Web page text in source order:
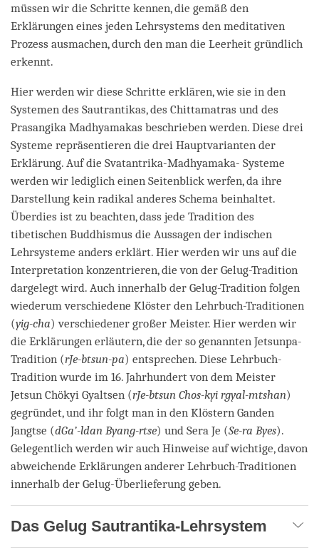
müssen wir die Schritte kennen, die gemäß den
Erklärungen eines jeden Lehrsystems den meditativen
Prozess ausmachen, durch den man die Leerheit gründlich
erkennt.
Hier werden wir diese Schritte erklären, wie sie in den
Systemen des Sautrantikas, des Chittamatras und des
Prasangika Madhyamakas beschrieben werden. Diese drei
Systeme repräsentieren die drei Hauptvarianten der
Erklärung. Auf die Svatantrika-Madhyamaka- Systeme
werden wir lediglich einen Seitenblick werfen, da ihre
Darstellung kein radikal anderes Schema beinhaltet.
Überdies ist zu beachten, dass jede Tradition des
tibetischen Buddhismus die Aussagen der indischen
Lehrsysteme anders erklärt. Hier werden wir uns auf die
Interpretation konzentrieren, die von der Gelug-Tradition
dargelegt wird. Auch innerhalb der Gelug-Tradition folgen
wiederum verschiedene Klöster den Lehrbuch-Traditionen
(yig-cha) verschiedener großer Meister. Hier werden wir
die Erklärungen erläutern, die der so genannten Jetsunpa-
Tradition (rJe-btsun-pa) entsprechen. Diese Lehrbuch-
Tradition wurde im 16. Jahrhundert von dem Meister
Jetsun Chökyi Gyaltsen (rJe-btsun Chos-kyi rgyal-mtshan)
gegründet, und ihr folgt man in den Klöstern Ganden
Jangtse (dGa’-ldan Byang-rtse) und Sera Je (Se-ra Byes).
Gelegentlich werden wir auch Hinweise auf wichtige, davon
abweichende Erklärungen anderer Lehrbuch-Traditionen
innerhalb der Gelug-Überlieferung geben.
Das Gelug Sautrantika-Lehrsystem